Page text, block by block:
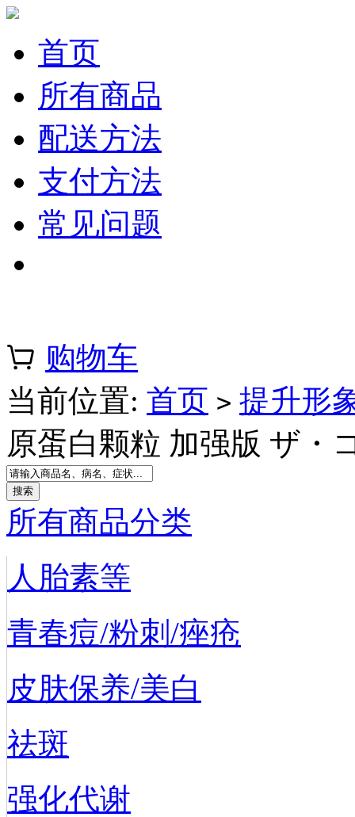
首页
所有商品
配送方法
支付方法
常见问题
购物车
当前位置: 首页 > 提升形
原蛋白颗粒 加强版 ザ・
所有商品分类
人胎素等
青春痘/粉刺/痤疮
皮肤保养/美白
祛斑
强化代谢